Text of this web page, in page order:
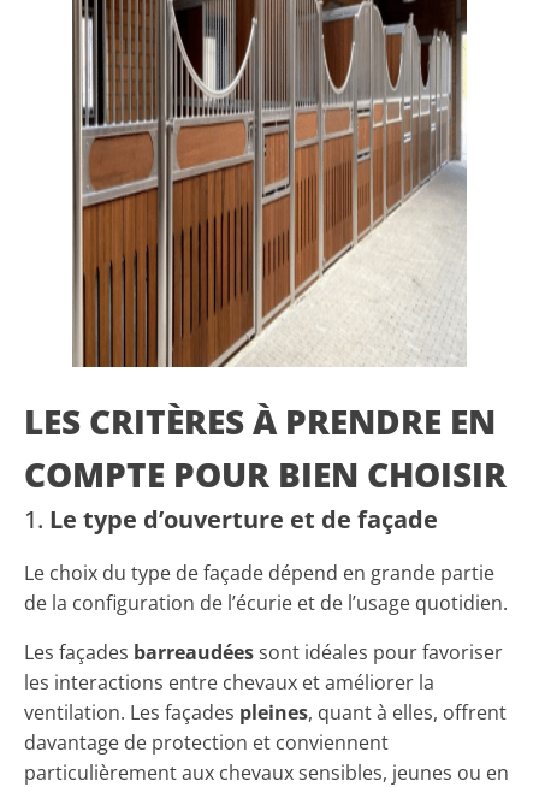
LES CRITÈRES À PRENDRE EN
COMPTE POUR BIEN CHOISIR
1. Le type d’ouverture et de façade
Le choix du type de façade dépend en grande partie
de la configuration de l’écurie et de l’usage quotidien.
Les façades barreaudéessont idéales pour favoriser
les interactions entre chevaux et améliorer la
ventilation. Les façades pleines, quant à elles, offrent
davantage de protection et conviennent
particulièrement aux chevaux sensibles, jeunes ou en